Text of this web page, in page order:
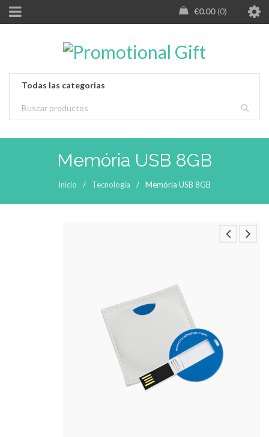
0.00
€ 0
Memória USB 8GB
Inicio / Tecnología / Memória USB 8GB